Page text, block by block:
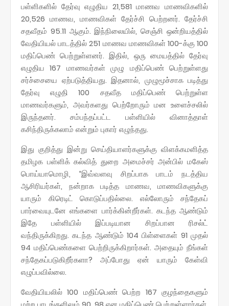
பள்ளிகளில் தேர்வு எழுதிய 21,581 மாணவ மாணவிகளில்
20,526 மாணவ, மாணவிகள் தேர்ச்சி பெற்றனர். தேர்ச்சி
சதவீதம் 95.11 ஆகும். இந்நிலையில், செஞ்சி ஒன்றியத்தில்
வேதியியல் பாடத்தில் 251 மாணவ மாணவிகள் 100-க்கு 100
மதிப்பெண் பெற்றுள்ளனர். இதில், ஒரு மையத்தில் தேர்வு
எழுதிய 167 மாணவர்கள் முழு மதிப்பெண் பெற்றுள்ளது
சர்ச்சையை ஏற்படுத்தியது. இதனால், முழுமூச்சாக படித்து
தேர்வு எழுதி 100 சதவீத மதிப்பெண் பெற்றுள்ள
மாணவர்களும், அவர்களது பெற்றோரும் மன உளைச்சலில்
இருந்தனர். சம்பந்தப்பட்ட பள்ளியில் வினாத்தாள்
கசிந்திருக்கலாம் என்றும் புகார் எழுந்தது.
இது குறித்து இன்று செய்தியாளர்களுக்கு விளக்கமளித்த
தமிழக பள்ளிக் கல்வித் துறை அமைச்சர் அன்பில் மகேஸ்
பொய்யாமொழி, “இவ்வளவு சிறப்பாக பாடம் நடத்திய
ஆசிரியர்கள், நன்றாக படித்த மாணவ, மாணவிகளுக்கு
யாரும் கிரெடிட் கொடுப்பதில்லை. எல்லோரும் சந்தேகப்
பார்வையுடனே எங்களை பார்க்கின்றீர்கள். கடந்த ஆண்டும்
இதே பள்ளியில் இப்படியான சிறப்பான ரிசல்ட்
வந்திருக்கிறது. கடந்த ஆண்டும் 104 பிள்ளைகள் 91 முதல்
94 மதிப்பெண்களை பெற்றிருக்கிறார்கள். அதையும் நீங்கள்
சந்தேகப்படுகிறீர்களா? அப்போது ஏன் யாரும் கேள்வி
எழுப்பவில்லை.
வேதியியலில் 100 மதிப்பெண் பெற்ற 167 குழந்தைகளும்